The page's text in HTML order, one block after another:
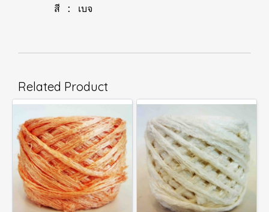
สี : เบจ
Related Product